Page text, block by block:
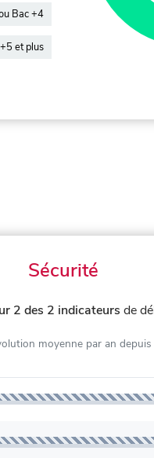
Bac +4
et plus
Sécurité
2 des 2 indicateurs de
moyenne par an